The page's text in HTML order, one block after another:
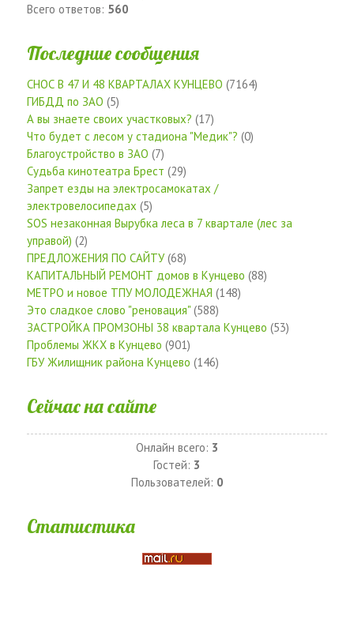
Всего ответов: 560
Последние сообщения
СНОС В 47 И 48 КВАРТАЛАХ КУНЦЕВО (7164)
ГИБДД по ЗАО (5)
А вы знаете своих участковых? (17)
Что будет с лесом у стадиона "Медик"? (0)
Благоустройство в ЗАО (7)
Судьба кинотеатра Брест (29)
Запрет езды на электросамокатах /
электровелосипедах (5)
SOS незаконная Вырубка леса в 7 квартале (лес за
управой) (2)
ПРЕДЛОЖЕНИЯ ПО САЙТУ(68)
КАПИТАЛЬНЫЙ РЕМОНТ домов в Кунцево (88)
МЕТРО и новое ТПУ МОЛОДЕЖНАЯ (148)
Это сладкое слово "реновация" (588)
ЗАСТРОЙКА ПРОМЗОНЫ 38 квартала Кунцево (53)
Проблемы ЖКХ в Кунцево (901)
ГБУ Жилищник района Кунцево (146)
Сейчас на сайте
Онлайн всего: 3
Гостей: 3
Пользователей: 0
Статистика